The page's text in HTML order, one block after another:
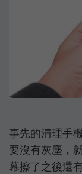
事先的清理手
要沒有灰塵，
幕擦了之後還